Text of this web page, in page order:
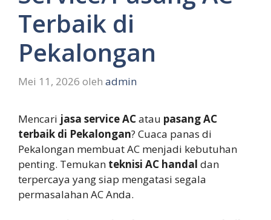
Terbaik di
Pekalongan
Mei 11, 2026 oleh admin
Mencari jasa service ACatau pasang AC
terbaik di Pekalongan? Cuaca panas di
Pekalongan membuat AC menjadi kebutuhan
penting. Temukan teknisi AC handal dan
terpercaya yang siap mengatasi segala
permasalahan AC Anda.